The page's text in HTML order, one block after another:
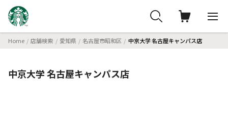
Home 店舗検索 愛知県 名古屋市昭和区 中京大学 名古屋キャンパス店
中京大学 名古屋キャンパス店